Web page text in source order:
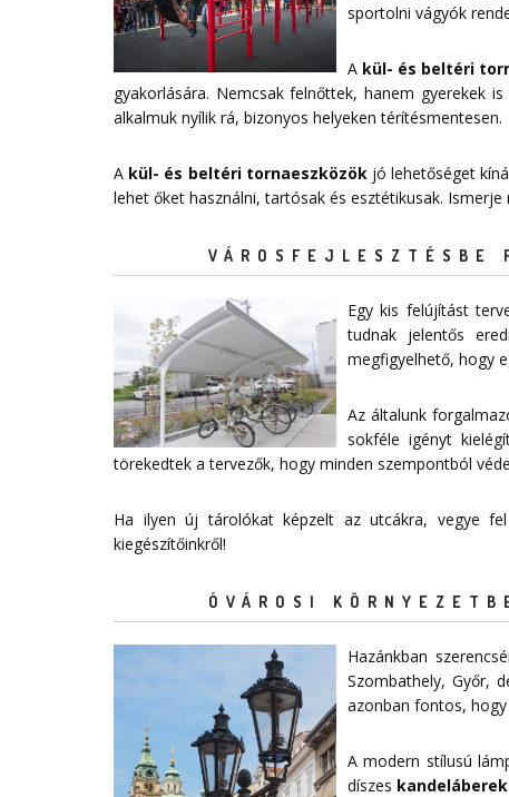
sportolni vágyók
A kül- és beltéri
gyakorlására. Nemcsak felnőttek, hanem gyerekek
alkalmuk nyílik rá, bizonyos helyeken térítésmentesen.
A kül- és beltéri tornaeszközökjó lehetőséget
lehet őket használni, tartósak és esztétikusak. Ismerje
VÁROSFEJLESZTÉSBE
Egy kis felújítást
tudnak jelentős
megfigyelhető, hogy
Az általunk
sokféle igényt
törekedtek a tervezők, hogy minden szempontból
Ha ilyen új tárolókat képzelt az utcákra, vegye
kiegészítőinkről!
ÓVÁROSI
Hazánkban
Szombathely, Győr,
azonban fontos,
A modern stílusú
díszes kandeláberek